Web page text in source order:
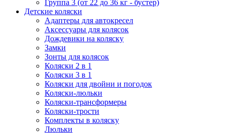
Группа 3 (от 22 до 36 кг - бустер)
Детские коляски
Адаптеры для автокресел
Аксессуары для колясок
Дождевики на коляску
Замки
Зонты для колясок
Коляски 2 в 1
Коляски 3 в 1
Коляски для двойни и погодок
Коляски-люльки
Коляски-трансформеры
Коляски-трости
Комплекты в коляску
Люльки